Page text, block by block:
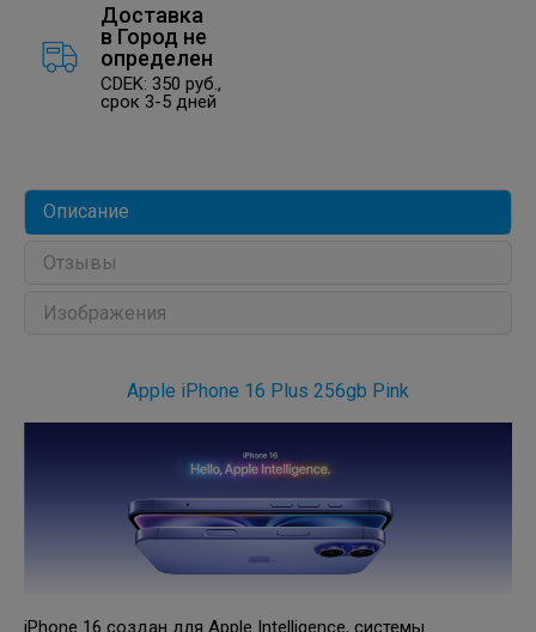
Доставка
в Город не
определен
CDEK: 350 руб.,
срок 3-5 дней
Описание
Отзывы
Изображения
Apple iPhone 16 Plus 256gb Pink
iPhone 16 создан для Apple Intelligence, системы